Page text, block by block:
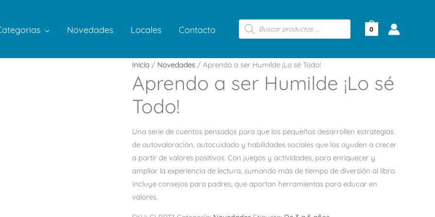
Novedades Locales Contacto
Búsqueda
de
productos
0
Inicio / Novedades / Aprendo a ser Humilde ¡Lo sé Todo!
Aprendo a ser Humilde ¡Lo sé
Todo!
Una serie de cuentos pensados para que los pequeños desarrollen estrategias
de autovaloración, autocuidado y habilidades sociales que los ayuden a crecer
a partir de valores positivos. Con juegos y actividades, para enriquecer y
ampliar la experiencia de lectura, sumando más de tiempo de diversión al libro.
Incluye consejos para padres, que aportan herramientas para educar en
valores.